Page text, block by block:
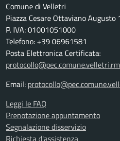
Comune di Velletri
Piazza Cesare Ottaviano
P. IVA: 01001051000
Telefono: +39 06961581
Posta Elettronica Certificata:
Email:
Leggi le FAQ
Prenotazione appuntamento
Segnalazione disservizio
Richiesta d'assistenza